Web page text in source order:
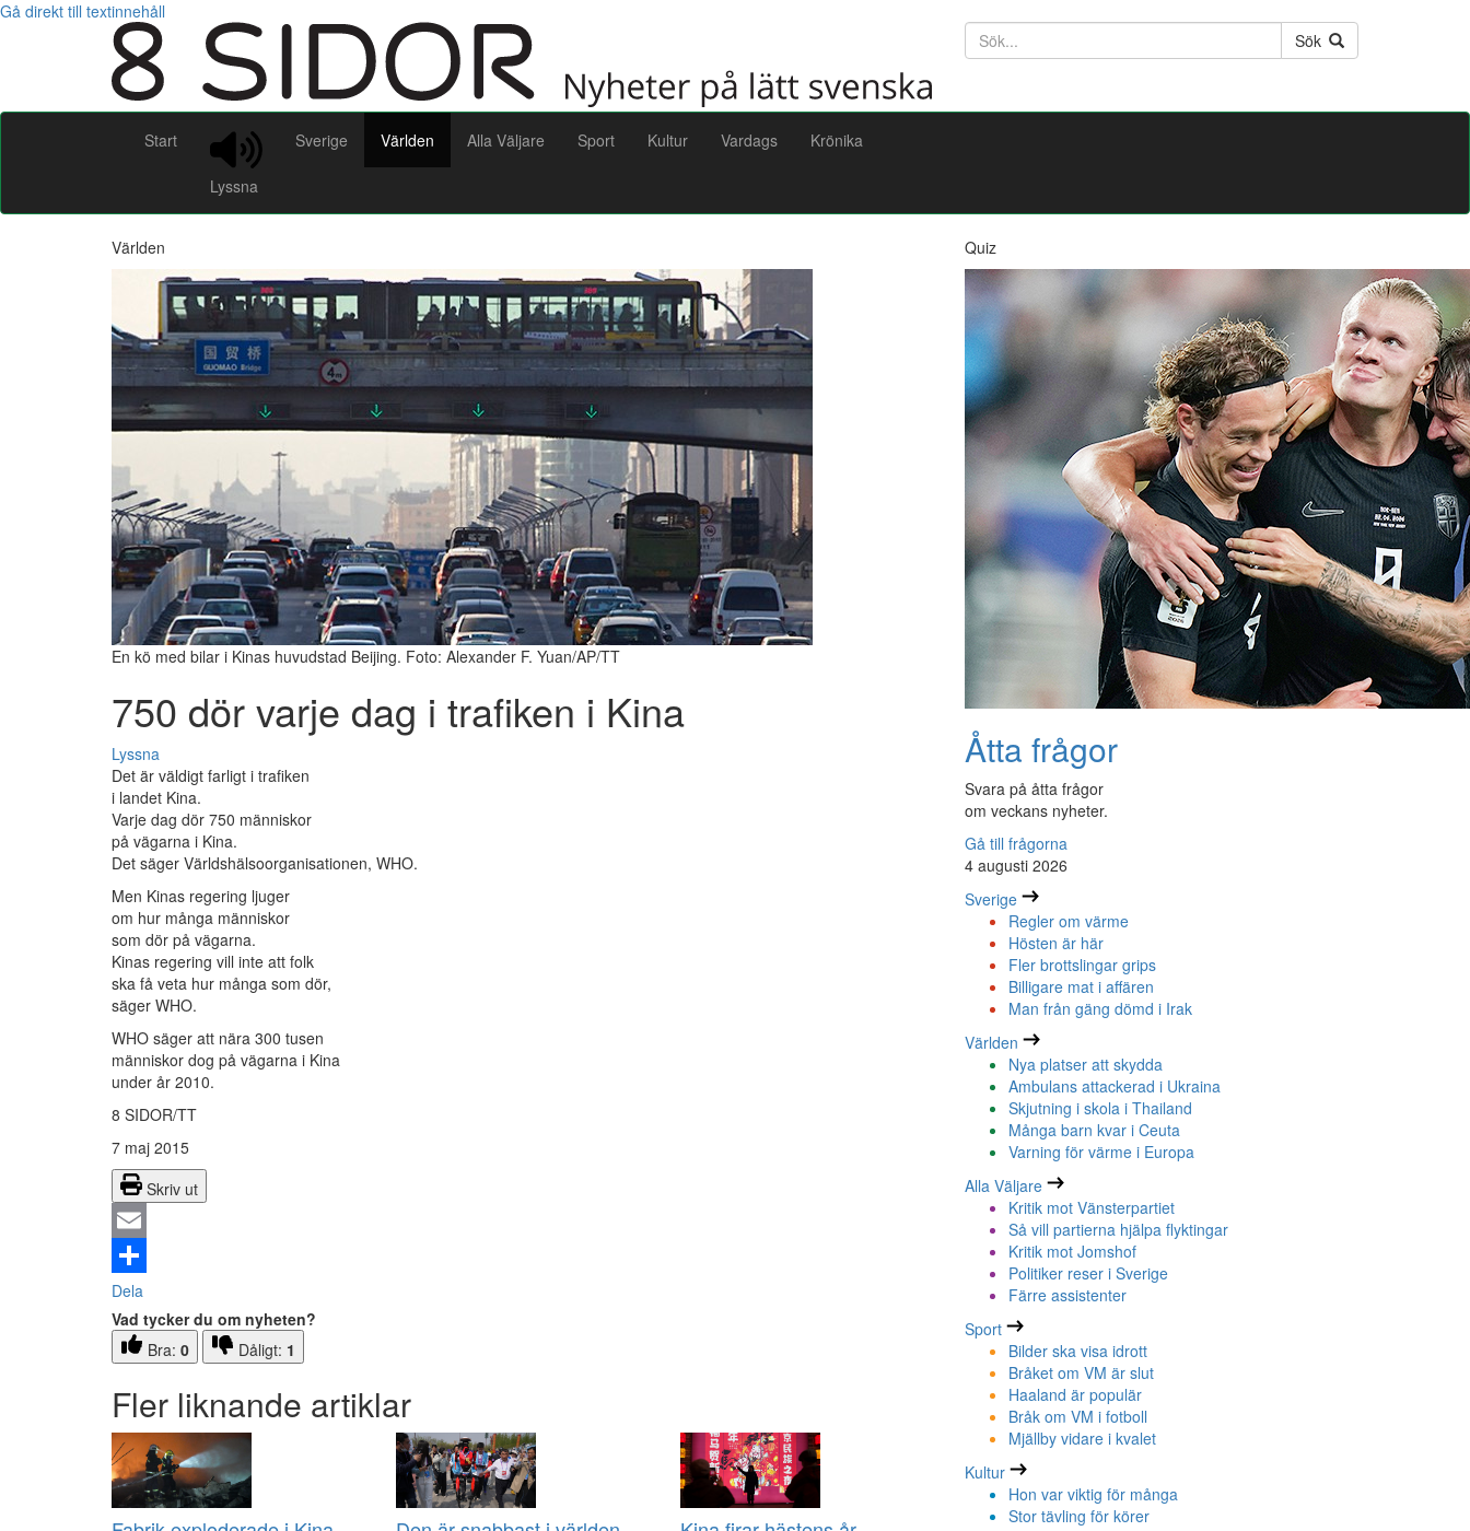
Gå direkt till textinnehåll
Söktext
Sök
Start
Lyssna
Sverige Världen Alla Väljare Sport Kultur Vardags Krönika
Världen
En kö med bilar i Kinas huvudstad Beijing. Foto: Alexander F. Yuan/AP/TT
750 dör varje dag i trafiken i Kina
Lyssna
Det är väldigt farligt i trafiken
i landet Kina.
Varje dag dör 750 människor
på vägarna i Kina.
Det säger Världshälsoorganisationen, WHO.
Men Kinas regering ljuger
om hur många människor
som dör på vägarna.
Kinas regering vill inte att folk
ska få veta hur många som dör,
säger WHO.
WHO säger att nära 300 tusen
människor dog på vägarna i Kina
under år 2010.
8 SIDOR/TT
7 maj 2015
Skriv ut
Email
Dela
Vad tycker du om nyheten?
Bra: 0 Dåligt: 1
Fler liknande artiklar
Quiz
Åtta frågor
Svara på åtta frågor
om veckans nyheter.
Gå till frågorna
4 augusti 2026
Sverige
Regler om värme
Hösten är här
Fler brottslingar grips
Billigare mat i affären
Man från gäng dömd i Irak
Världen
Nya platser att skydda
Ambulans attackerad i Ukraina
Skjutning i skola i Thailand
Många barn kvar i Ceuta
Varning för värme i Europa
Alla Väljare
Kritik mot Vänsterpartiet
Så vill partierna hjälpa flyktingar
Kritik mot Jomshof
Politiker reser i Sverige
Färre assistenter
Sport
Bilder ska visa idrott
Bråket om VM är slut
Haaland är populär
Bråk om VM i fotboll
Mjällby vidare i kvalet
Kultur
Hon var viktig för många
Stor tävling för körer